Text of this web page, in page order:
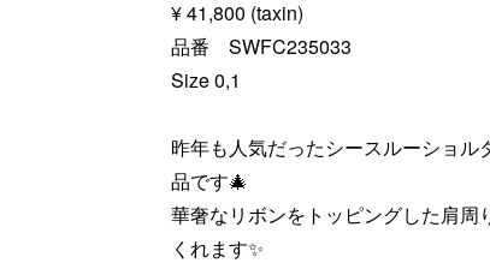
¥ 41,800 (taxin)
品番 SWFC235033
Size 0,1
昨年も人気だったシースルーショ
品です🎄
華奢なリボンをトッピングした肩
くれます✨